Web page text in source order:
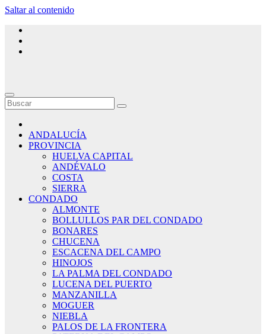
Saltar al contenido
ANDALUCÍA
PROVINCIA
HUELVA CAPITAL
ANDÉVALO
COSTA
SIERRA
CONDADO
ALMONTE
BOLLULLOS PAR DEL CONDADO
BONARES
CHUCENA
ESCACENA DEL CAMPO
HINOJOS
LA PALMA DEL CONDADO
LUCENA DEL PUERTO
MANZANILLA
MOGUER
NIEBLA
PALOS DE LA FRONTERA